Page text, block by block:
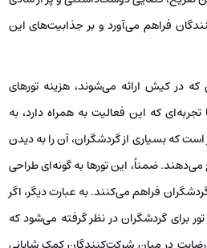
منطقه شناخته می‌شود و در کنار تفریحات
بازدیدکنندگان رقم می‌زند.
و لذت‌بخش‌ترین تفریحات آبی در
مورد توجه گردشگران قرار دارد. این